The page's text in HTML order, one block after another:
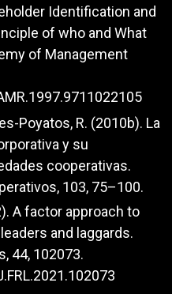
Identification and
of who and What
of Management
Poyatos, R. (2010b). La
y su
cooperativas.
103, 75–100.
A factor approach to
and laggards.
44, 102073.